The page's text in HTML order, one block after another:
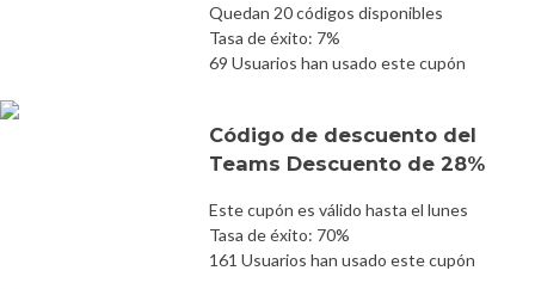
Quedan 20 códigos disponibles
Tasa de éxito: 7%
69 Usuarios han usado este cupón
Código de descuento del
Teams Descuento de 28%
Este cupón es válido hasta el lunes
Tasa de éxito: 70%
161 Usuarios han usado este cupón